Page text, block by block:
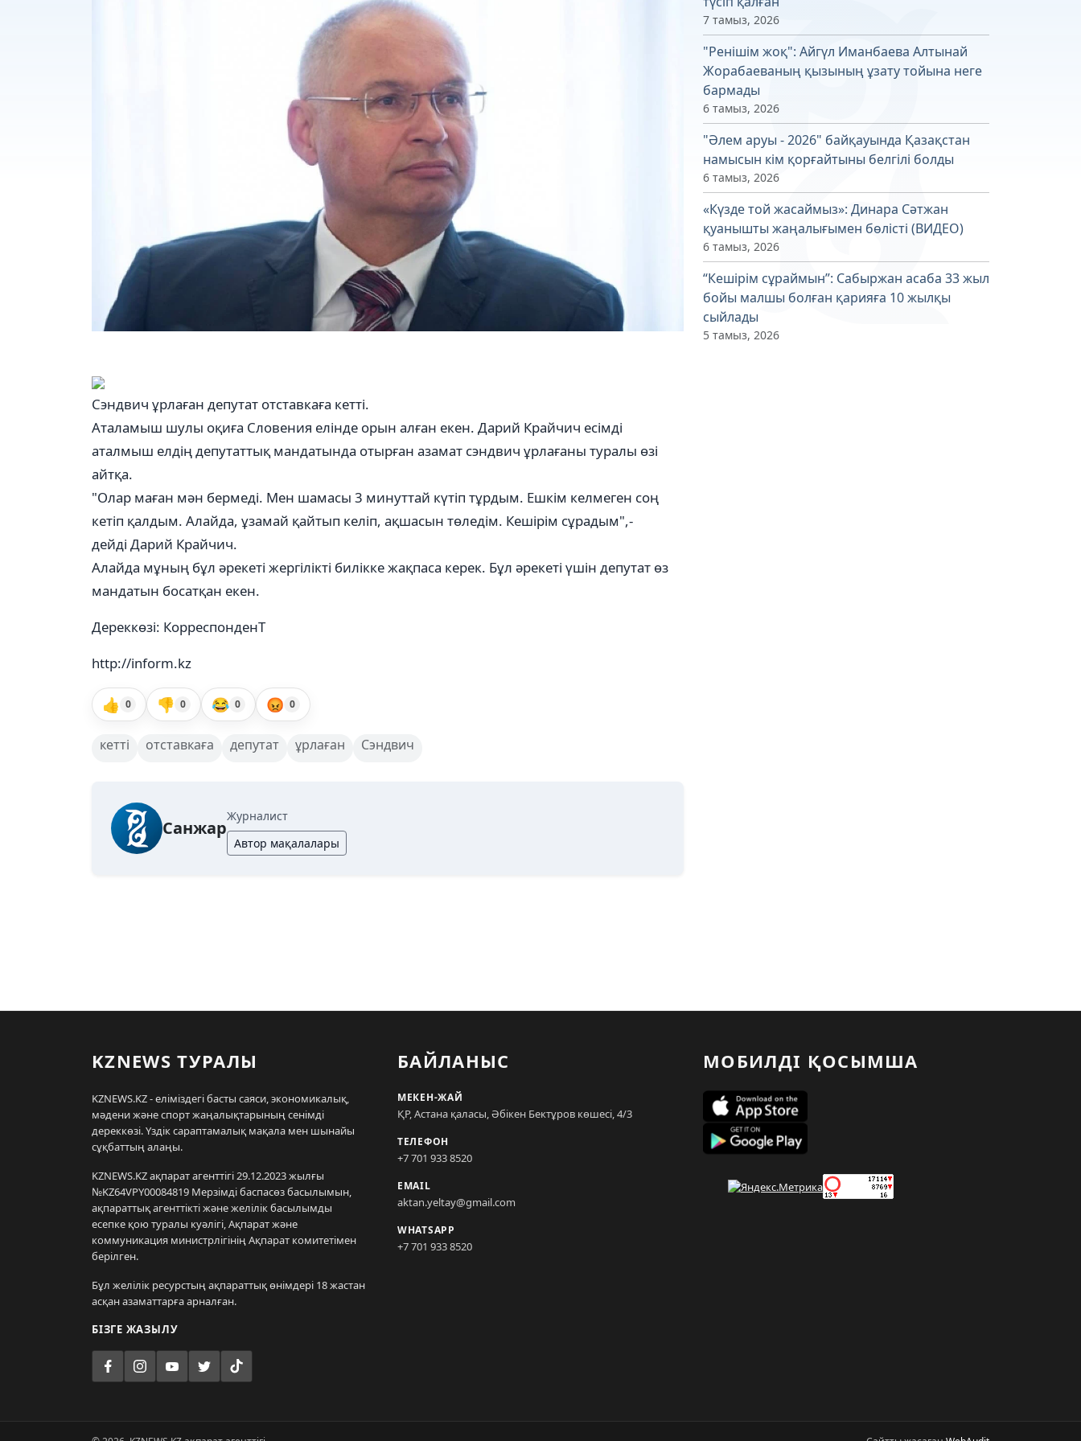
Сэндвич ұрлаған депутат отставкаға кетті.
Аталамыш шулы оқиға Словения елінде орын алған екен. Дарий Крайчич есімді
аталмыш елдің депутаттық мандатында отырған азамат сэндвич ұрлағаны туралы өзі
айтқа.
"Олар маған мән бермеді. Мен шамасы 3 минуттай күтіп тұрдым. Ешкім келмеген соң
кетіп қалдым. Алайда, ұзамай қайтып келіп, ақшасын төледім. Кешірім сұрадым",-
дейді Дарий Крайчич.
Алайда мұның бұл әрекеті жергілікті билікке жақпаса керек. Бұл әрекеті үшін депутат өз
мандатын босатқан екен.
Дереккөзі: КорреспонденТ
http://inform.kz
👍 0 👎 0 😂 0 😡 0
кетті отставкаға депутат ұрлаған Сэндвич
Санжар
Журналист
Автор мақалалары
7 тамыз, 2026
"Ренішім жоқ": Айгүл Иманбаева Алтынай
Жорабаеваның қызының ұзату тойына неге
бармады
6 тамыз, 2026
"Әлем аруы - 2026" байқауында Қазақстан
намысын кім қорғайтыны белгілі болды
6 тамыз, 2026
«Күзде той жасаймыз»: Динара Сәтжан
қуанышты жаңалығымен бөлісті (ВИДЕО)
6 тамыз, 2026
“Кешірім сұраймын”: Сабыржан асаба 33 жыл
бойы малшы болған қарияға 10 жылқы
сыйлады
5 тамыз, 2026
KZNEWS ТУРАЛЫ
KZNEWS.KZ - еліміздегі басты саяси, экономикалық,
мәдени және спорт жаңалықтарының сенімді
дереккөзі. Үздік сараптамалық мақала мен шынайы
сұқбаттың алаңы.
KZNEWS.KZ ақпарат агенттігі 29.12.2023 жылғы
№KZ64VPY00084819 Мерзімді баспасөз басылымын,
ақпараттық агенттікті және желілік басылымды
есепке қою туралы куәлігі, Ақпарат және
коммуникация министрлігінің Ақпарат комитетімен
берілген.
Бұл желілік ресурстың ақпараттық өнімдері 18 жастан
асқан азаматтарға арналған.
БІЗГЕ ЖАЗЫЛУ
БАЙЛАНЫС
МЕКЕН-ЖАЙ
ҚР, Астана қаласы, Әбікен Бектұров көшесі, 4/3
ТЕЛЕФОН
+7 701 933 8520
EMAIL
aktan.yeltay@gmail.com
WHATSAPP
+7 701 933 8520
МОБИЛДІ ҚОСЫМША